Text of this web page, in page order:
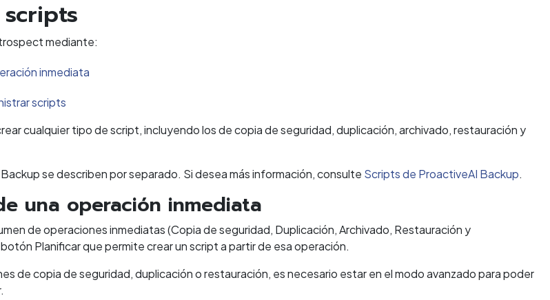
mediante:
inmediata
scripts
cualquier tipo de script, incluyendo los de copia de seguridad, duplicación, archivado, restauración y
se describen por separado. Si desea más información, consulte Scripts de ProactiveAI Backup.
una operación inmediata
de operaciones inmediatas (Copia de seguridad, Duplicación, Archivado, Restauración y
Planificar que permite crear un script a partir de esa operación.
de copia de seguridad, duplicación o restauración, es necesario estar en el modo avanzado para poder